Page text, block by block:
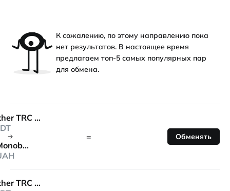
К сожалению, по этому направлению пока
нет результатов. В настоящее время
предлагаем топ-5 самых популярных пар
для обмена.
Tether TRC 20
Monobank
= Обменять
Tether TRC 20